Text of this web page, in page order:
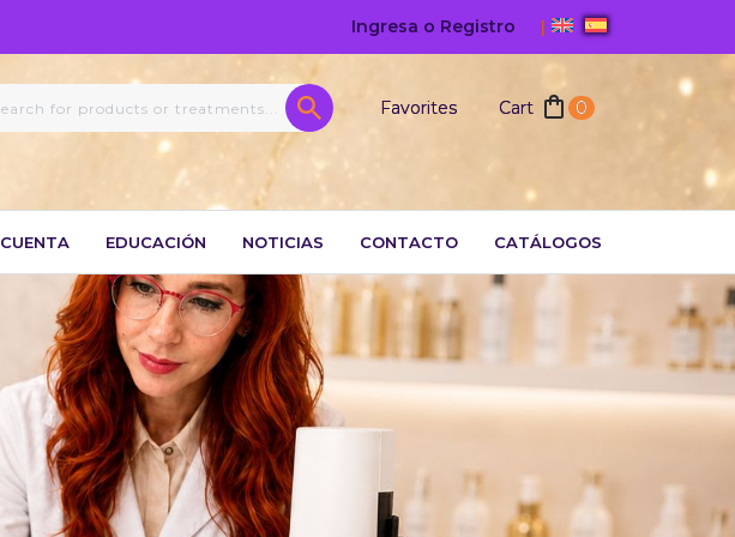
Ingresa o Registro
Favorites Cart 0
CUENTA EDUCACIÓN NOTICIAS CONTACTO CATÁLOGOS